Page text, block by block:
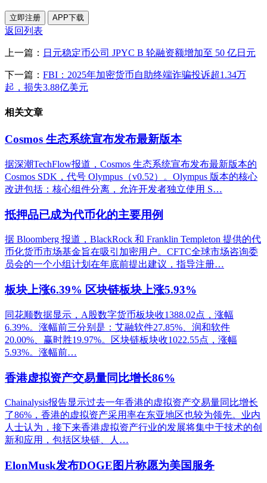
立即注册 APP下载
返回列表
上一篇： 日元稳定币公司 JPYC B 轮融资额增加至 50 亿日元
下一篇： FBI：2025年加密货币自助终端诈骗投诉超1.34万
起，损失3.88亿美元
相关文章
Cosmos 生态系统宣布发布最新版本
据深潮TechFlow报道，Cosmos 生态系统宣布发布最新版本的
Cosmos SDK，代号 Olympus（v0.52）。Olympus 版本的核心
改进包括：核心组件分离，允许开发者独立使用 S…
抵押品已成为代币化的主要用例
据 Bloomberg 报道，BlackRock 和 Franklin Templeton 提供的代
币化货币市场基金旨在吸引加密用户。CFTC全球市场咨询委
员会的一个小组计划在年底前提出建议，指导注册…
板块上涨6.39% 区块链板块上涨5.93%
同花顺数据显示，A股数字货币板块收1388.02点，涨幅
6.39%。涨幅前三分别是：艾融软件27.85%、润和软件
20.00%、赢时胜19.97%。区块链板块收1022.55点，涨幅
5.93%。涨幅前…
香港虚拟资产交易量同比增长86%
Chainalysis报告显示过去一年香港的虚拟资产交易量同比增长
了86%，香港的虚拟资产采用率在东亚地区也较为领先。业内
人士认为，接下来香港虚拟资产行业的发展将集中于技术的创
新和应用，包括区块链、人…
ElonMusk发布DOGE图片称愿为美国服务